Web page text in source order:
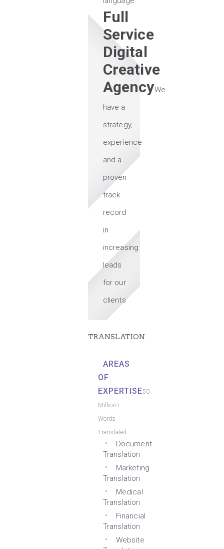
Full
Service
Digital
Creative
AgencyWe
have a
strategy,
experience
and a
proven
track
record
in
increasing
leads
for our
clients
TRANSLATION
AREAS
OF
EXPERTISE50
Million+
Words
Translated
Document
Translation
Marketing
Translation
Medical
Translation
Financial
Translation
Website